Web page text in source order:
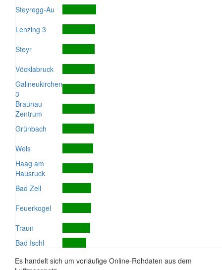
Steyregg-Au
Lenzing 3
Steyr
Vöcklabruck
Gallneukirchen
3
Braunau
Zentrum
Grünbach
Wels
Haag am
Hausruck
Bad Zell
Feuerkogel
Traun
Bad Ischl
Es handelt sich um vorläufige Online-Rohdaten aus dem